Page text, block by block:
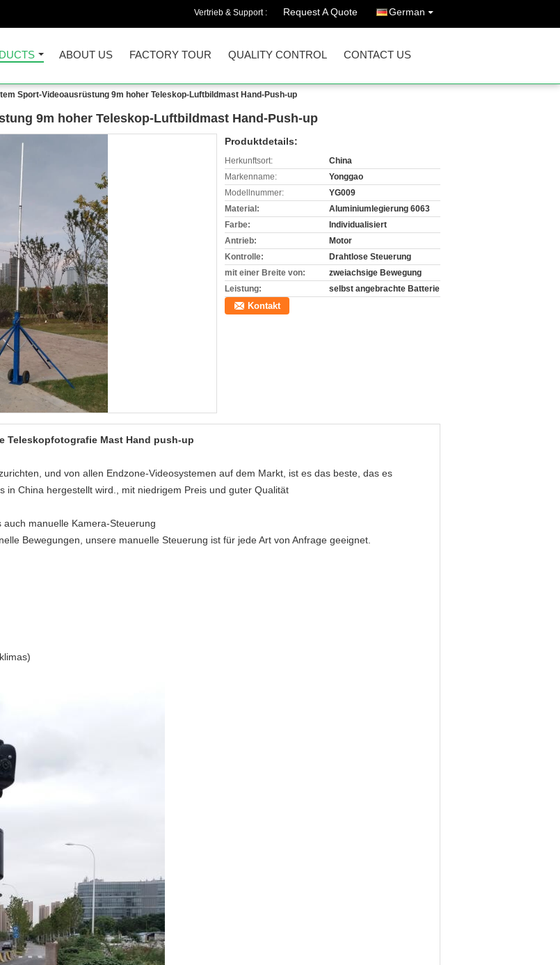
Vertrieb & Support : Request A Quote German
ABOUT US FACTORY TOUR QUALITY CONTROL CONTACT US
Sport-Videoausrüstung 9m hoher Teleskop-Luftbildmast Hand-Push-up
9m hoher Teleskop-Luftbildmast Hand-Push-up
Produktdetails:
Herkunftsort:
China
Markenname:
Yonggao
Modellnummer:
YG009
Material:
Aluminiumlegierung 6063
Farbe:
Individualisiert
Antrieb:
Motor
Kontrolle:
Drahtlose Steuerung
mit einer Breite von:
zweiachsige Bewegung
Leistung:
selbst angebrachte Batterie
Kontakt
Teleskopfotografie Mast Hand push-up
und von allen Endzone-Videosystemen auf dem Markt, ist es das beste, das es
China hergestellt wird., mit niedrigem Preis und guter Qualität
manuelle Kamera-Steuerung
Bewegungen, unsere manuelle Steuerung ist für jede Art von Anfrage geeignet.